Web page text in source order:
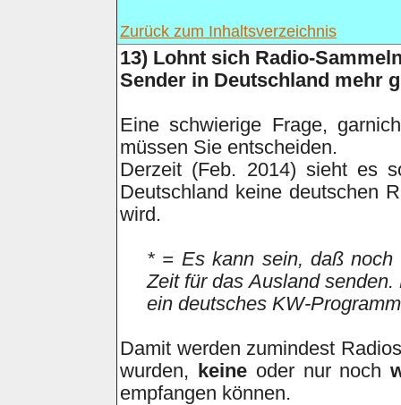
Zurück zum Inhaltsverzeichnis
13) Lohnt sich Radio-
Sender in Deutschland mehr
Eine schwierige Frage,
müssen Sie entscheiden.
Derzeit (Feb. 2014) sieht es
Deutschland keine deutschen
wird.
* = Es kann sein, daß noch
Zeit für das Ausland
ein deutsches KW-
Damit werden zumindest
wurden,
keineoder nur noch
empfangen können.